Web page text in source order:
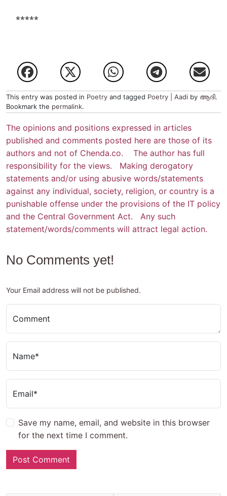
*****
This entry was posted in Poetry and tagged Poetry | Aadi by ആദി.
Bookmark the permalink.
The opinions and positions expressed in articles
published and comments posted here are those of its
authors and not of Chenda.co. The author has full
responsibility for the views. Making derogatory
statements and/or using abusive words/statements
against any individual, society, religion, or country is a
punishable offense under the provisions of the IT policy
and the Central Government Act. Any such
statement/words/comments will attract legal action.
No Comments yet!
Your Email address will not be published.
Comment
Name*
Email*
Save my name, email, and website in this browser
for the next time I comment.